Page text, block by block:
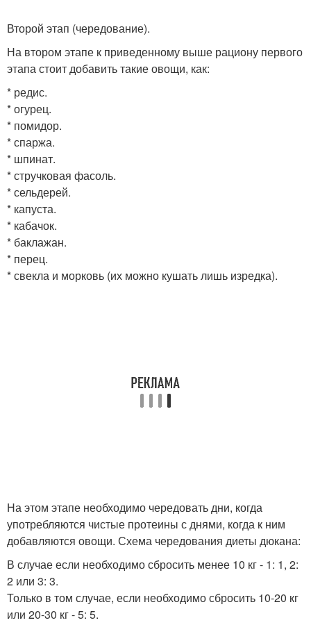
Второй этап (чередование).
На втором этапе к приведенному выше рациону первого
этапа стоит добавить такие овощи, как:
* редис.
* огурец.
* помидор.
* спаржа.
* шпинат.
* стручковая фасоль.
* сельдерей.
* капуста.
* кабачок.
* баклажан.
* перец.
* свекла и морковь (их можно кушать лишь изредка).
На этом этапе необходимо чередовать дни, когда
употребляются чистые протеины с днями, когда к ним
добавляются овощи. Схема чередования диеты дюкана:
В случае если необходимо сбросить менее 10 кг - 1: 1, 2:
2 или 3: 3.
Только в том случае, если необходимо сбросить 10-20 кг
или 20-30 кг - 5: 5.